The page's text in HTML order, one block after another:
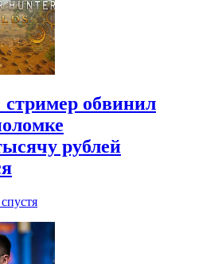
обвинил
рублей